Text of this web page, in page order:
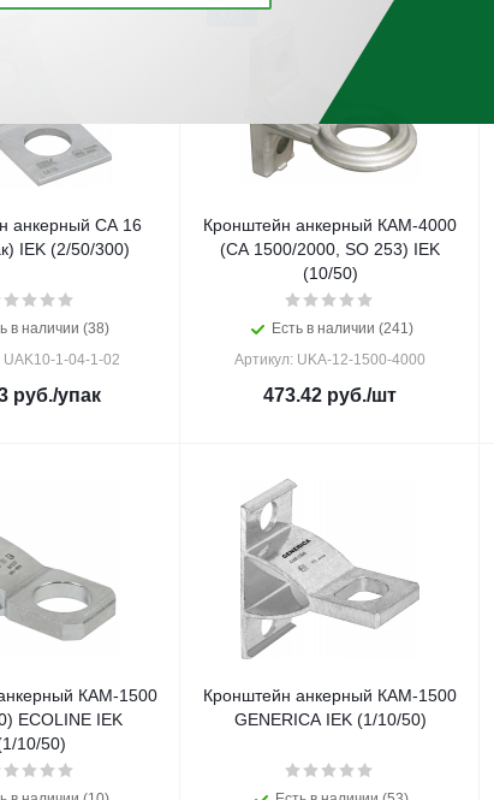
анкерный CA 16
IEK (2/50/300)
в наличии (38)
UAK10-1-04-1-02
руб./упак
ХИТ
Кронштейн анкерный КАМ-4000
(СА 1500/2000, SO 253) IEK
(10/50)
Есть в наличии (241)
Артикул: UKA-12-1500-4000
473.42 руб./шт
КАМ-1500
ECOLINE IEK
10/50)
Кронштейн анкерный КАМ-1500
GENERICA IEK (1/10/50)